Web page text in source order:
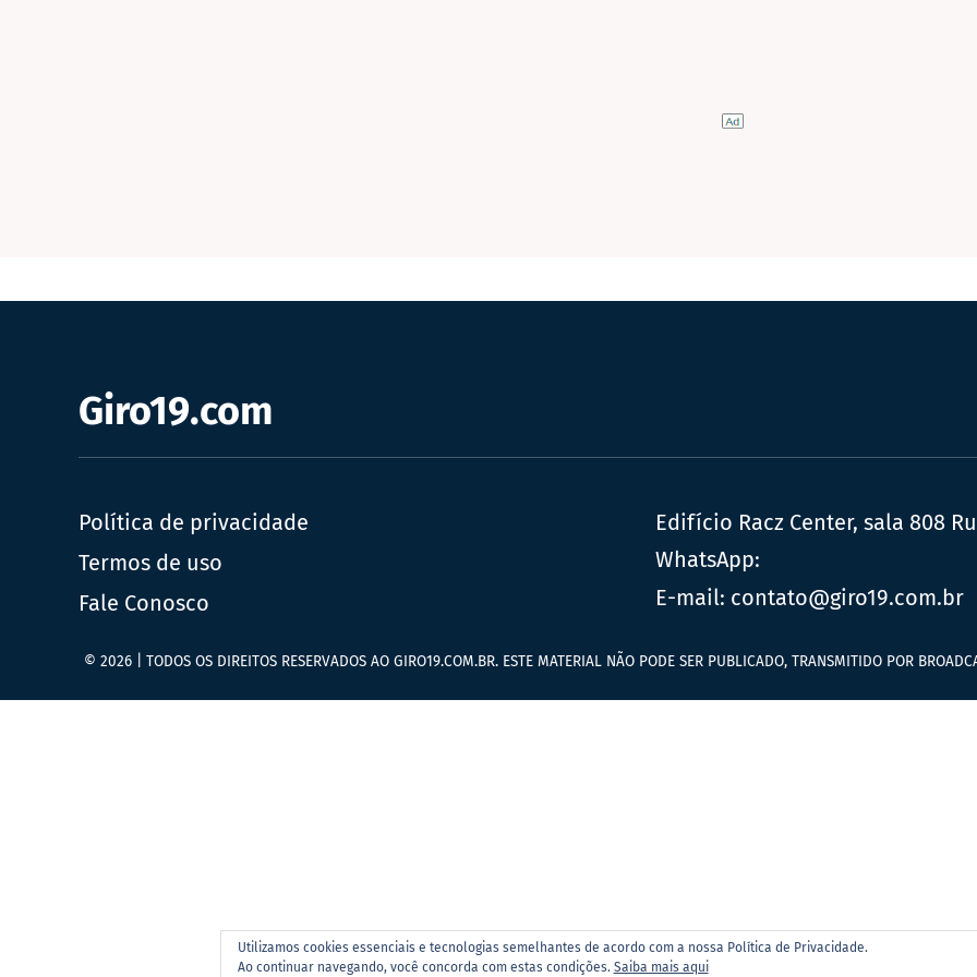
Giro19.com
Política de privacidade
Termos de uso
Fale Conosco
Edifício Racz Center, sala 808
WhatsApp:
E-mail: contato@giro19.com.br
Utilizamos cookies essenciais e tecnologias semelhantes de acordo com a nossa Política de Privacidade.
Ao continuar navegando, você concorda com estas condições. Saiba mais aqui
© 2026 | TODOS OS DIREITOS RESERVADOS AO GIRO19.COM.BR. ESTE MATERIAL NÃO PODE SER PUBLICADO, TRANSMITIDO POR